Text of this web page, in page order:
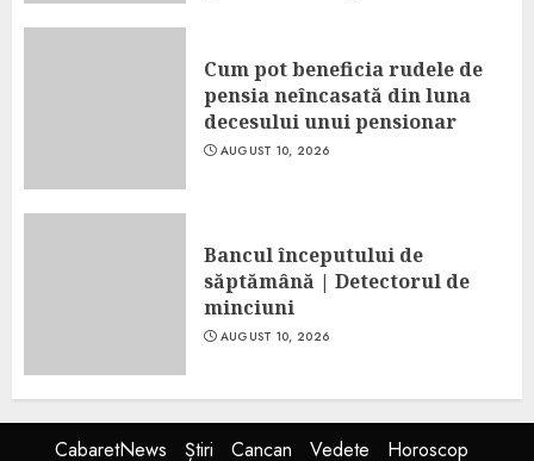
Cum pot beneficia rudele de
pensia neîncasată din luna
decesului unui pensionar
AUGUST 10, 2026
Bancul începutului de
săptămână | Detectorul de
minciuni
AUGUST 10, 2026
CabaretNews Știri Cancan Vedete Horoscop